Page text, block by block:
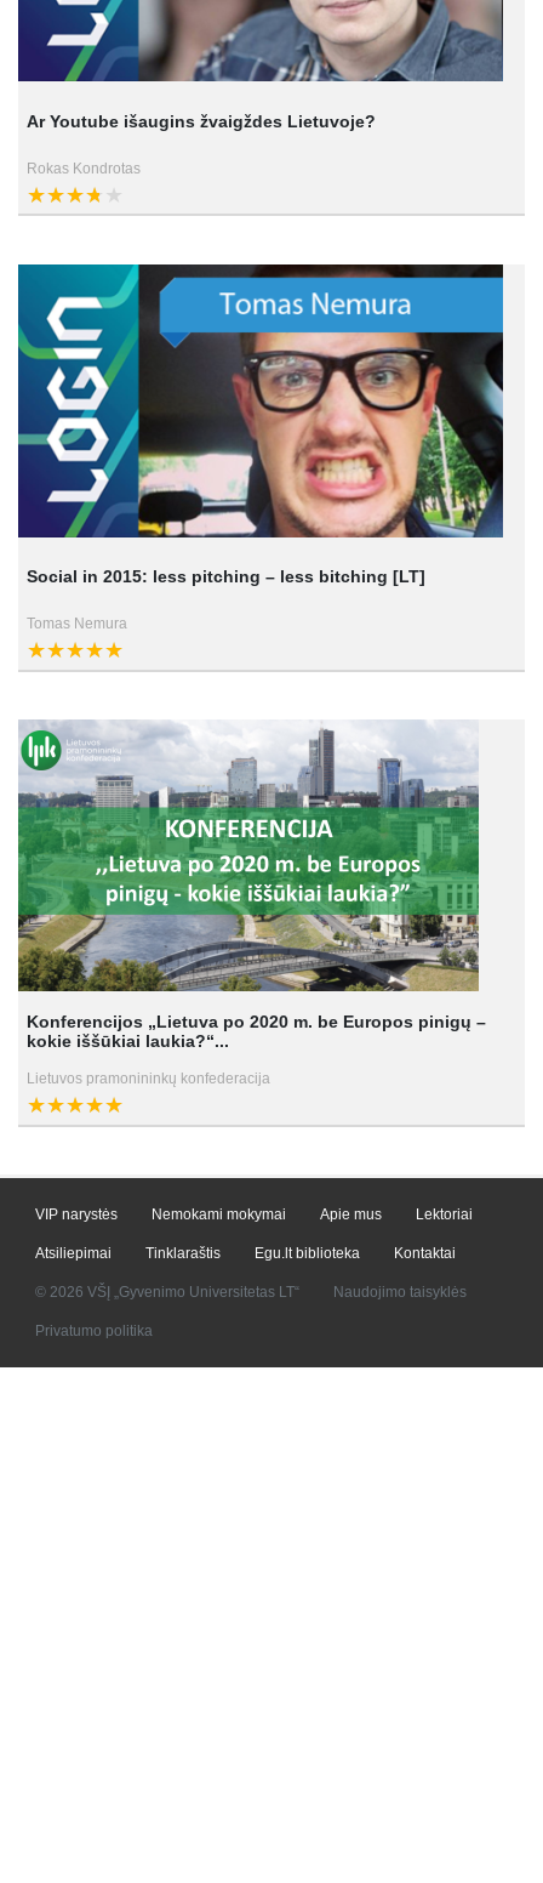
Ar Youtube išaugins žvaigždes Lietuvoje?
Rokas Kondrotas
Social in 2015: less pitching – less bitching [LT]
Tomas Nemura
Konferencijos „Lietuva po 2020 m. be Europos pinigų –
kokie iššūkiai laukia?“...
Lietuvos pramonininkų konfederacija
VIP narystės Nemokami mokymai Apie mus Lektoriai
Atsiliepimai Tinklaraštis Egu.lt biblioteka Kontaktai
© 2026 VŠĮ „Gyvenimo Universitetas LT“ Naudojimo taisyklės
Privatumo politika